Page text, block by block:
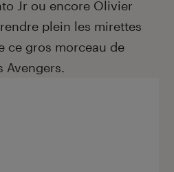
Jr ou encore Olivier
plein les mirettes
ce gros morceau de
Avengers.